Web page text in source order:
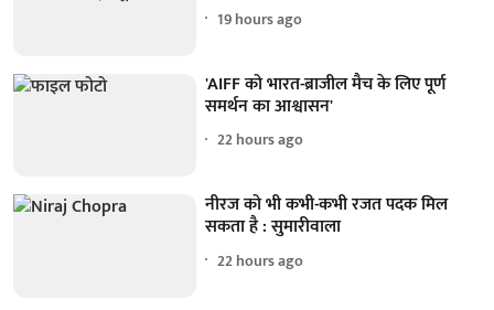
19 hours ago
'AIFF को भारत-ब्राजील मैच के लिए पूर्ण
समर्थन का आश्वासन'
22 hours ago
नीरज को भी कभी-कभी रजत पदक मिल
सकता है : सुमारीवाला
22 hours ago